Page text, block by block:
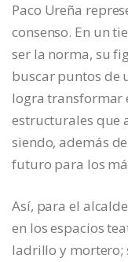
Paco Ureña
consenso. En un
ser la norma, su
buscar puntos de
logra transformar
estructurales que
siendo, además
futuro para los
Así, para el
en los espacios
ladrillo y mortero;